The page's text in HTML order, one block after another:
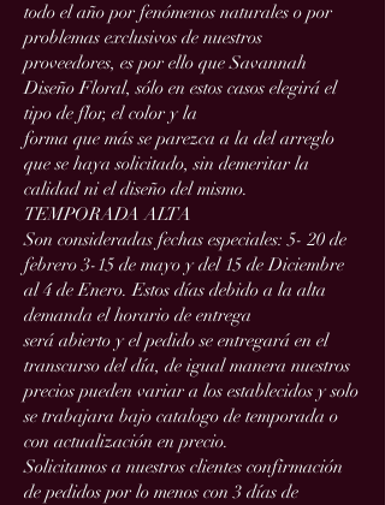
todo el año por fenómenos naturales o por
problemas exclusivos de nuestros
proveedores, es por ello que Savannah
Diseño Floral, sólo en estos casos elegirá el
tipo de flor, el color y la
forma que más se parezca a la del arreglo
que se haya solicitado, sin demeritar la
calidad ni el diseño del mismo.
TEMPORADA ALTA
Son consideradas fechas especiales: 5- 20 de
febrero 3-15 de mayo y del 15 de Diciembre
al 4 de Enero. Estos días debido a la alta
demanda el horario de entrega
será abierto y el pedido se entregará en el
transcurso del día, de igual manera nuestros
precios pueden variar a los establecidos y solo
se trabajara bajo catalogo de temporada o
con actualización en precio.
Solicitamos a nuestros clientes confirmación
de pedidos por lo menos con 3 días de